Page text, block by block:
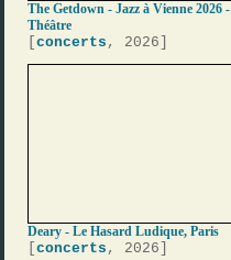
The Getdown - Jazz à Vienne 2026 -
Théâtre
[concerts , 2026]
Deary - Le Hasard Ludique, Paris
[concerts , 2026]